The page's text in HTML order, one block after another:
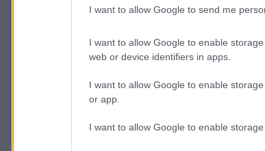
I want to allow Google to send me
I want to allow Google to enable
web or device identifiers in apps.
I want to allow Google to enable
or app.
I want to allow Google to enable